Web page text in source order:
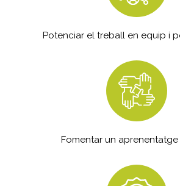
Potenciar el treball en equip i
Fomentar un aprenentatge